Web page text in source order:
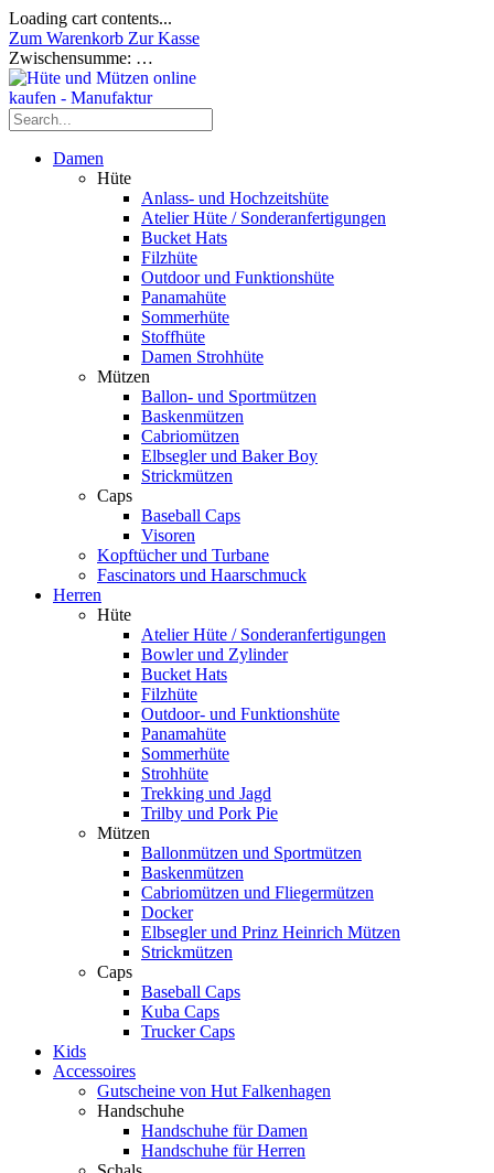
Loading cart contents...
Zum Warenkorb Zur Kasse
Zwischensumme: …
Damen
Hüte
Anlass- und Hochzeitshüte
Atelier Hüte / Sonderanfertigungen
Bucket Hats
Filzhüte
Outdoor und Funktionshüte
Panamahüte
Sommerhüte
Stoffhüte
Damen Strohhüte
Mützen
Ballon- und Sportmützen
Baskenmützen
Cabriomützen
Elbsegler und Baker Boy
Strickmützen
Caps
Baseball Caps
Visoren
Kopftücher und Turbane
Fascinators und Haarschmuck
Herren
Hüte
Atelier Hüte / Sonderanfertigungen
Bowler und Zylinder
Bucket Hats
Filzhüte
Outdoor- und Funktionshüte
Panamahüte
Sommerhüte
Strohhüte
Trekking und Jagd
Trilby und Pork Pie
Mützen
Ballonmützen und Sportmützen
Baskenmützen
Cabriomützen und Fliegermützen
Docker
Elbsegler und Prinz Heinrich Mützen
Strickmützen
Caps
Baseball Caps
Kuba Caps
Trucker Caps
Kids
Accessoires
Gutscheine von Hut Falkenhagen
Handschuhe
Handschuhe für Damen
Handschuhe für Herren